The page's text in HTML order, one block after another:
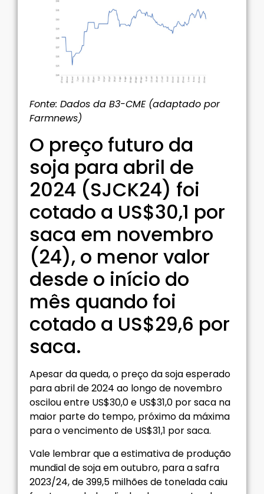
Fonte: Dados da B3-CME (adaptado por
Farmnews)
O preço futuro da
soja para abril de
2024 (SJCK24) foi
cotado a US$30,1 por
saca em novembro
(24), o menor valor
desde o início do
mês quando foi
cotado a US$29,6 por
saca.
Apesar da queda, o preço da soja esperado
para abril de 2024 ao longo de novembro
oscilou entre US$30,0 e US$31,0 por saca na
maior parte do tempo, próximo da máxima
para o vencimento de US$31,1 por saca.
Vale lembrar que a estimativa de produção
mundial de soja em outubro, para a safra
2023/24, de 399,5 milhões de tonelada caiu